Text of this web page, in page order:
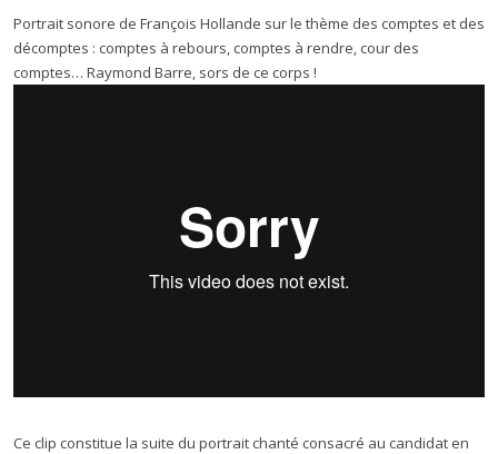
Portrait sonore de François Hollande sur le thème des comptes et des
décomptes : comptes à rebours, comptes à rendre, cour des
comptes… Raymond Barre, sors de ce corps !
Ce clip constitue la suite du portrait chanté consacré au candidat en